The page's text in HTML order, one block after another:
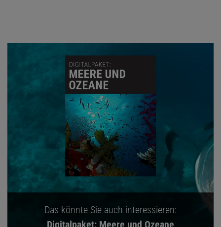
Das könnte Sie auch interessieren:
Digitalpaket: Meere und Ozeane